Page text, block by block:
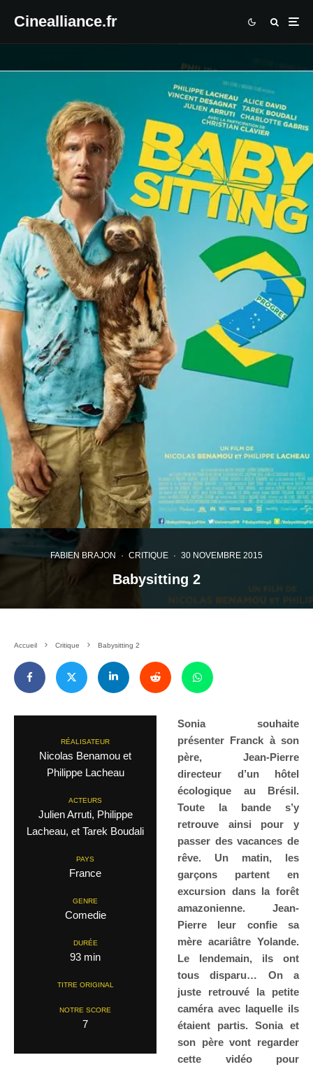
Cinealliance.fr
FABIEN BRAJON · CRITIQUE · 30 NOVEMBRE 2015
Babysitting 2
Accueil Critique Babysitting 2
RÉALISATEUR
Nicolas Benamou et
Philippe Lacheau
ACTEURS
Julien Arruti, Philippe
Lacheau, et Tarek Boudali
PAYS
France
GENRE
Comedie
DURÉE
93 min
TITRE ORIGINAL
NOTRE SCORE
7
Sonia souhaite
présenter Franck à son
père, Jean-Pierre
directeur d’un hôtel
écologique au Brésil.
Toute la bande s’y
retrouve ainsi pour y
passer des vacances de
rêve. Un matin, les
garçons partent en
excursion dans la forêt
amazonienne. Jean-
Pierre leur confie sa
mère acariâtre Yolande.
Le lendemain, ils ont
tous disparu… On a
juste retrouvé la petite
caméra avec laquelle ils
étaient partis. Sonia et
son père vont regarder
cette vidéo pour